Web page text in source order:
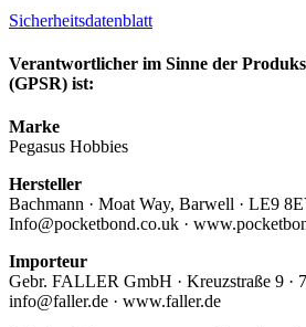
Sicherheitsdatenblatt
Verantwortlicher im Sinne der
(GPSR) ist:
Marke
Pegasus Hobbies
Hersteller
Bachmann · Moat Way, Barwell · LE9
Info@pocketbond.co.uk ·
Importeur
Gebr. FALLER GmbH · Kreuzstraße 9 ·
info@faller.de · www.faller.de